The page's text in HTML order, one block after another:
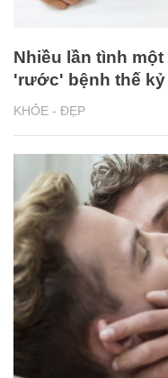
KHỎE - ĐẸP
Nhiều lần tình
'rước' bệnh thế kỷ